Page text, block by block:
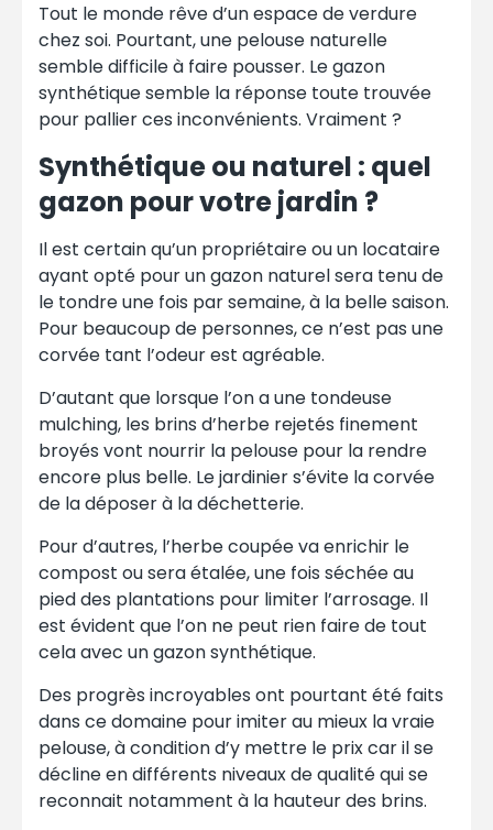
Tout le monde rêve d’un espace de verdure
chez soi. Pourtant, une pelouse naturelle
semble difficile à faire pousser. Le gazon
synthétique semble la réponse toute trouvée
pour pallier ces inconvénients. Vraiment ?
Synthétique ou naturel : quel
gazon pour votre jardin ?
Il est certain qu’un propriétaire ou un locataire
ayant opté pour un gazon naturel sera tenu de
le tondre une fois par semaine, à la belle saison.
Pour beaucoup de personnes, ce n’est pas une
corvée tant l’odeur est agréable.
D’autant que lorsque l’on a une tondeuse
mulching, les brins d’herbe rejetés finement
broyés vont nourrir la pelouse pour la rendre
encore plus belle. Le jardinier s’évite la corvée
de la déposer à la déchetterie.
Pour d’autres, l’herbe coupée va enrichir le
compost ou sera étalée, une fois séchée au
pied des plantations pour limiter l’arrosage. Il
est évident que l’on ne peut rien faire de tout
cela avec un gazon synthétique.
Des progrès incroyables ont pourtant été faits
dans ce domaine pour imiter au mieux la vraie
pelouse, à condition d’y mettre le prix car il se
décline en différents niveaux de qualité qui se
reconnait notamment à la hauteur des brins.